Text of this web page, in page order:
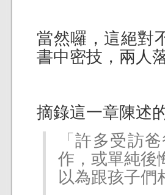
當然囉，這絕對
書中密技，兩人
摘錄這一章陳述
「許多受訪
作，或單純後
以為跟孩子們